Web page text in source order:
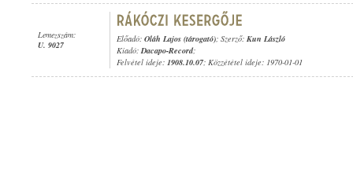
Lemezszám:
U. 9027
Előadó: Oláh Lajos (tárogató); Szerző: Kun László
Kiadó:Dacapo-Record;
Felvétel ideje: 1908.10.07; Közzététel ideje: 1970-01-01